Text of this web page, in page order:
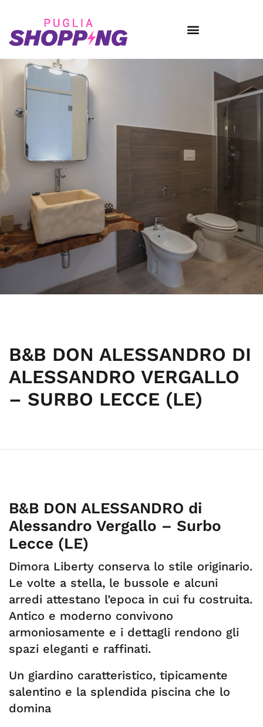
B&B DON ALESSANDRO DI
ALESSANDRO VERGALLO
– SURBO LECCE (LE)
B&B DON ALESSANDRO di
Alessandro Vergallo – Surbo
Lecce (LE)
Dimora Liberty conserva lo stile originario.
Le volte a stella, le bussole e alcuni
arredi attestano l’epoca in cui fu costruita.
Antico e moderno convivono
armoniosamente e i dettagli rendono gli
spazi eleganti e raffinati.
Un giardino caratteristico, tipicamente
salentino e la splendida piscina che lo
domina